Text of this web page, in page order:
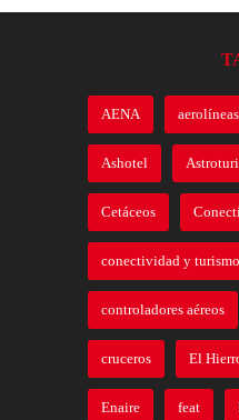
AENA aerolíneas
Ashotel
Cetáceos
conectividad y turismo
controladores aéreos
cruceros El
Enaire feat